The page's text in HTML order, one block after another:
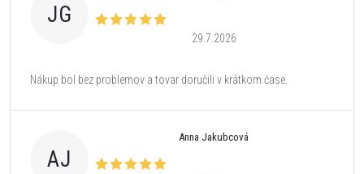
JG
29.7.2026
Nákup bol bez problemov a tovar doručili v krátkom čase.
AJ
Anna Jakubcová